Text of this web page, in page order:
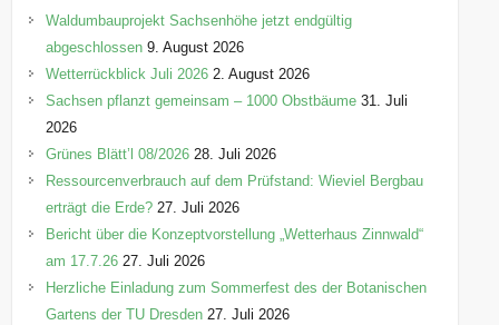
o
i
e
Waldumbauprojekt Sachsenhöhe jetzt endgültig
abgeschlossen 9. August 2026
Wetterrückblick Juli 2026 2. August 2026
Sachsen pflanzt gemeinsam – 1000 Obstbäume 31. Juli
2026
Grünes Blätt’l 08/2026 28. Juli 2026
Ressourcenverbrauch auf dem Prüfstand: Wieviel Bergbau
erträgt die Erde? 27. Juli 2026
Bericht über die Konzeptvorstellung „Wetterhaus Zinnwald“
am 17.7.26 27. Juli 2026
Herzliche Einladung zum Sommerfest des der Botanischen
Gartens der TU Dresden 27. Juli 2026